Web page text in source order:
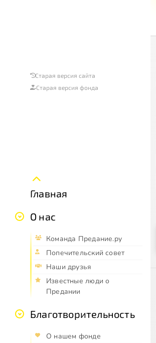
Старая версия сайта
Старая версия фонда
Главная
О нас
Команда Предание.ру
Попечительский совет
Наши друзья
Известные люди о
Предании
Благотворительность
О нашем фонде